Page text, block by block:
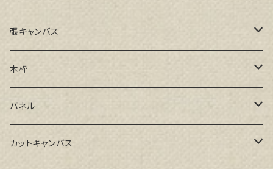
張キャンバス
GAERA F(中細目)
GAERA BA(中荒目)
GAERA GLC(中目)
木枠
ルーブル米杉木枠
Paulo木枠
パネル
ラワンパネル
カットキャンバス